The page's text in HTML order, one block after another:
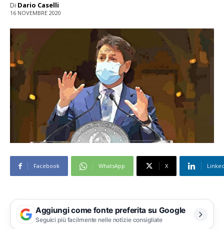
Di Dario Caselli
16 NOVEMBRE 2020
Facebook WhatsApp X
Aggiungi come fonte preferita su Google
Seguici più facilmente nelle notizie consigliate